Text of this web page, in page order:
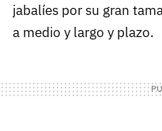
jabalíes por su gran
a medio y largo y plazo.